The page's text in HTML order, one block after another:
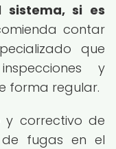
sistema, si es
contar
que
y
forma regular.
y correctivo de
fugas en el